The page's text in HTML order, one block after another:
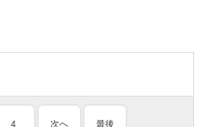
4 次へ 最後